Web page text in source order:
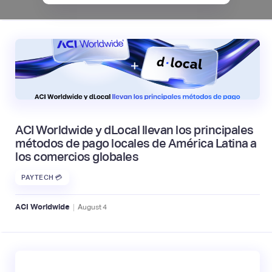
ACI Worldwide y dLocal llevan los principales
métodos de pago locales de América Latina a
los comercios globales
PAYTECH 💳
ACI Worldwide | August4